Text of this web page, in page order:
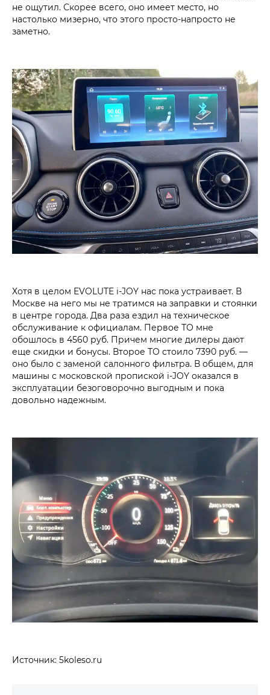
не ощутил. Скорее всего, оно имеет место, но
настолько мизерно, что этого просто-напросто не
заметно.
Хотя в целом EVOLUTE i‑JOY нас пока устраивает. В
Москве на него мы не тратимся на заправки и стоянки
в центре города. Два раза ездил на техническое
обслуживание к официалам. Первое ТО мне
обошлось в 4560 руб. Причем многие дилеры дают
еще скидки и бонусы. Второе ТО стоило 7390 руб. —
оно было с заменой салонного фильтра. В общем, для
машины с московской пропиской i‑JOY оказался в
эксплуатации безоговорочно выгодным и пока
довольно надежным.
Источник: 5koleso.ru